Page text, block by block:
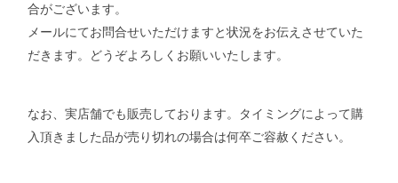
合がございます。
メールにてお問合せいただけますと状況をお伝えさせていた
だきます。
どうぞよろしくお願いいたします。
なお、実店舗でも販売しております。タイミングによって購
入頂きました品が売り切れの場合は何卒ご容赦ください。